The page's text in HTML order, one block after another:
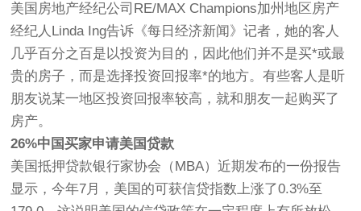
美国房地产经纪公司RE/MAX Champions加州地区房产
经纪人Linda Ing告诉《每日经济新闻》记者，她的客人
几乎百分之百是以投资为目的，因此他们并不是买*或最
贵的房子，而是选择投资回报率*的地方。有些客人是听
朋友说某一地区投资回报率较高，就和朋友一起购买了
房产。
26%中国买家申请美国贷款
美国抵押贷款银行家协会（MBA）近期发布的一份报告
显示，今年7月，美国的可获信贷指数上涨了0.3%至